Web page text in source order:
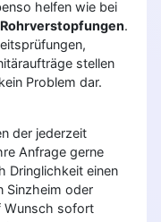
helfen wie bei
.
stellen
Problem dar.
der jederzeit
Anfrage gerne
Dringlichkeit einen
Sinzheim oder
Wunsch sofort